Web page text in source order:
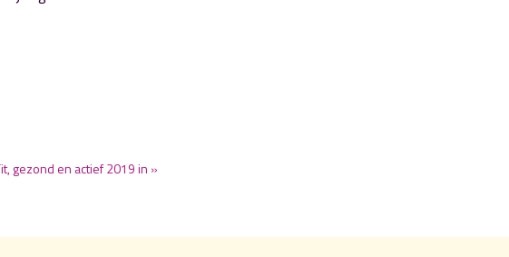
gezond en actief 2019 in »